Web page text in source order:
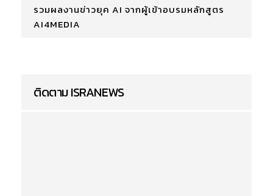
รวมผลงานข่าวยุค AI จากผู้เข้าอบรมหลักสูตร
AI4MEDIA
ติดตาม ISRANEWS